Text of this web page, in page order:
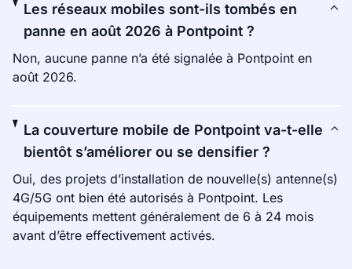
Les réseaux mobiles sont-ils tombés en
panne en août 2026 à Pontpoint ?
Non, aucune panne n’a été signalée à Pontpoint en
août 2026.
La couverture mobile de Pontpoint va-t-elle
bientôt s’améliorer ou se densifier ?
Oui, des projets d’installation de nouvelle(s) antenne(s)
4G/5G ont bien été autorisés à Pontpoint. Les
équipements mettent généralement de 6 à 24 mois
avant d’être effectivement activés.